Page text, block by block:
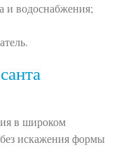
и водоснабжения;
в широком
искажения формы